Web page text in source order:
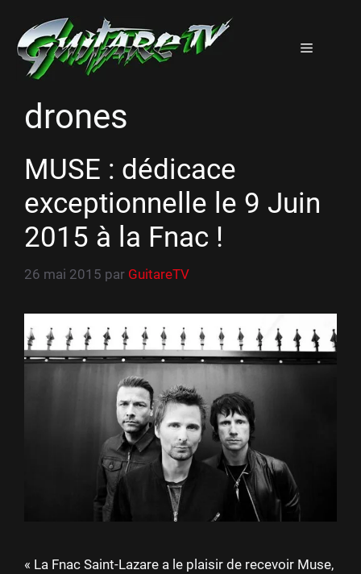
contenu
Menu
drones
MUSE : dédicace
exceptionnelle le 9 Juin
2015 à la Fnac !
26 mai 2015 par GuitareTV
« La Fnac Saint-Lazare a le plaisir de recevoir Muse,